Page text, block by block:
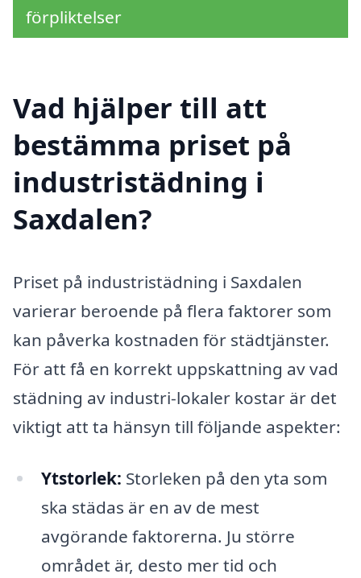
förpliktelser
Vad hjälper till att
bestämma priset på
industristädning i
Saxdalen?
Priset på industristädning i Saxdalen
varierar beroende på flera faktorer som
kan påverka kostnaden för städtjänster.
För att få en korrekt uppskattning av vad
städning av industri-lokaler kostar är det
viktigt att ta hänsyn till följande aspekter:
Ytstorlek: Storleken på den yta som
ska städas är en av de mest
avgörande faktorerna. Ju större
området är, desto mer tid och